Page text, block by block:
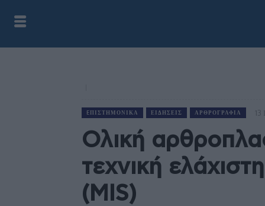
EΠΙΣΤΗΜΟΝΙΚΆ ΕΙΔΉΣΕΙΣ ΑΡΘΡΟΓΡΑΦΊΑ 13
Ολική
τεχνική
(MIS)